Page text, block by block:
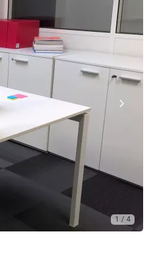
1 / 4